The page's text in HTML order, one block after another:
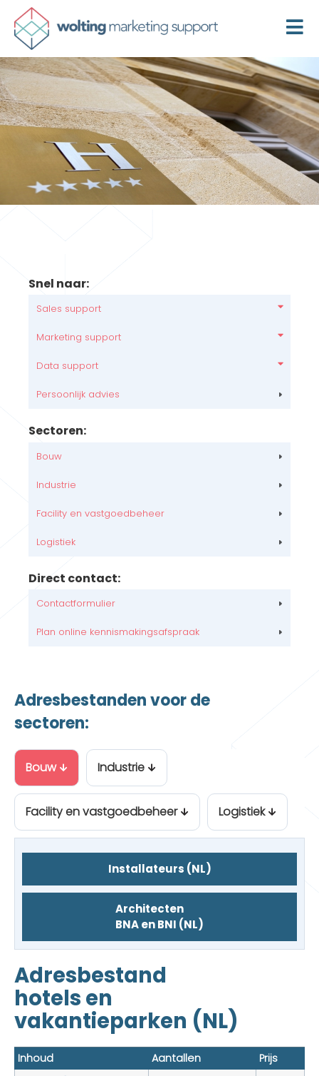
Snel naar:
Sales support
Marketing support
Data support
Persoonlijk advies
Sectoren:
Bouw
Industrie
Facility en vastgoedbeheer
Logistiek
Direct contact:
Contactformulier
Plan online kennismakingsafspraak
Adresbestanden voor de
sectoren:
Bouw Industrie
Facility en vastgoedbeheer Logistiek
Installateurs (NL)
Architecten
BNA en BNI (NL)
Adresbestand
hotels en
vakantieparken (NL)
Inhoud Aantallen
Prijs